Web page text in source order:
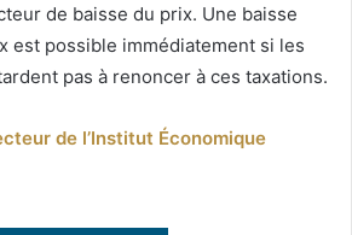
de baisse du prix. Une baisse
est possible immédiatement si les
pas à renoncer à ces taxations.
de l’Institut Économique